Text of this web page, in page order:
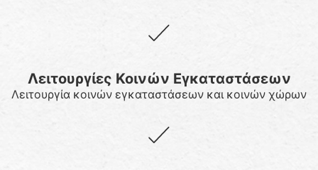
Λειτουργίες Κοινών Εγκαταστάσεων
Λειτουργία κοινών εγκαταστάσεων και κοινών χώρων